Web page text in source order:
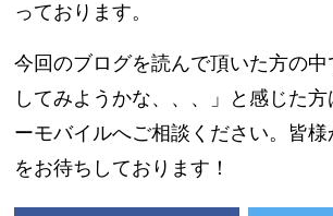
っております。
今回のブログを読んで頂いた方の
してみようかな、、、」と感じた方
ーモバイルへご相談ください。皆
をお待ちしております！